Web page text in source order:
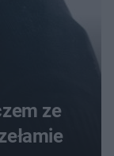
ze